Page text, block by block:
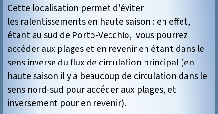
Cette localisation permet d'éviter
les ralentissements en haute saison : en effet,
étant au sud de Porto-Vecchio, vous pourrez
accéder aux plages et en revenir en étant dans le
sens inverse du flux de circulation principal (en
haute saison il y a beaucoup de circulation dans le
sens nord-sud pour accéder aux plages, et
inversement pour en revenir).